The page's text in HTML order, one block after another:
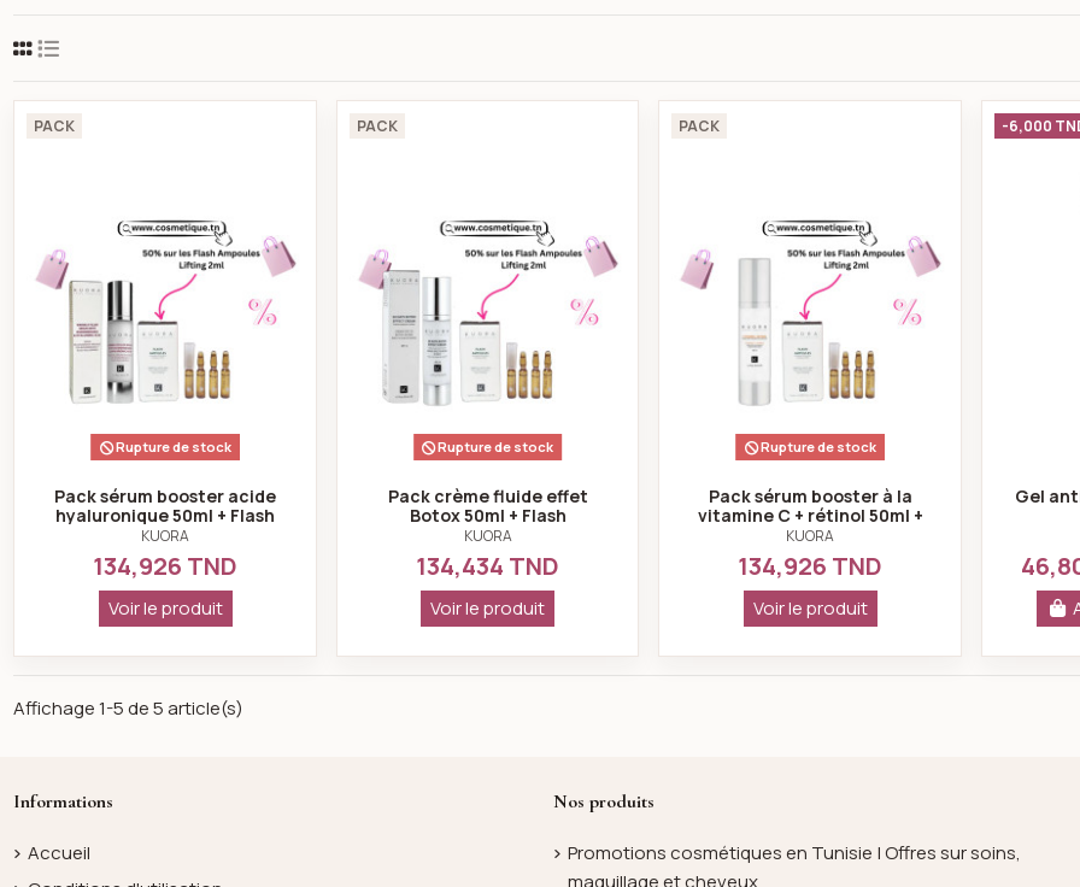
Pack sérum booster acide hyaluronique 50ml + Flash Ampoules Lifting Immédiat 2ml*4
PACK
Rupture de stock
Pack sérum booster acide
hyaluronique 50ml + Flash
Ampoules Lifting Immédiat
2ml*4
KUORA
134,926 TND
Voir le produit: Pack sérum booster acide hyaluronique 50ml + Flash Ampoules Lifting Immédiat 2ml*4
Pack crème fluide effet Botox 50ml + Flash Ampoules Lifting Immédiat
PACK
Rupture de stock
Pack crème fluide effet
Botox 50ml + Flash
Ampoules Lifting Immédiat
2ml*4
KUORA
134,434 TND
Voir le produit: Pack crème fluide effet Botox 50ml + Flash Ampoules Lifting
Pack sérum booster à la
PACK
Rupture de stock
Pack sérum booster à la
vitamine C + rétinol 50ml +
Flash Ampoules Lifting
Immédiat 2ml*4
KUORA
134,926 TND
Voir le produit: Pack sérum booster à
-6,000
Gel
Affichage 1-5 de 5 article(s)
Informations
Accueil
Nos produits
Promotions cosmétiques en Tunisie | Offres sur soins,
maquillage et cheveux